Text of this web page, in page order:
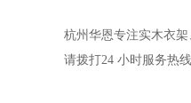
杭州华恩专注实木衣架
请拨打24 小时服务热线